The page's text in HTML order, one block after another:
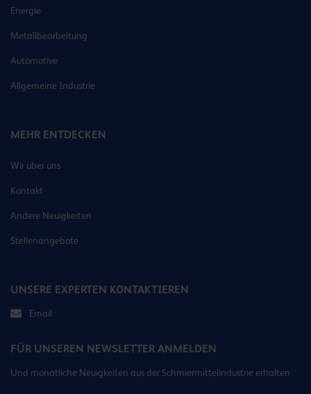
Energie
Metallbearbeitung
Automotive
Allgemeine Industrie
MEHR ENTDECKEN
Wir über uns
Kontakt
Andere Neuigkeiten
Stellenangebote
UNSERE EXPERTEN KONTAKTIEREN
Email
FÜR UNSEREN NEWSLETTER ANMELDEN
Und monatliche Neuigkeiten aus der Schmiermittelindustrie erhalten